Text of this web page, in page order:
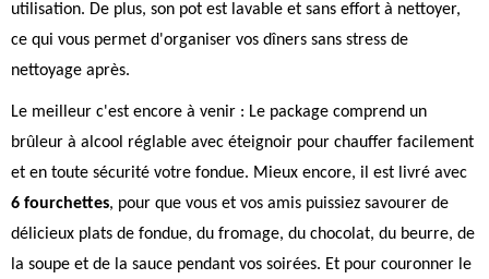
utilisation. De plus, son pot est lavable et sans effort à nettoyer,
ce qui vous permet d'organiser vos dîners sans stress de
nettoyage après.
Le meilleur c'est encore à venir : Le package comprend un
brûleur à alcool réglable avec éteignoir pour chauffer facilement
et en toute sécurité votre fondue. Mieux encore, il est livré avec
6 fourchettes, pour que vous et vos amis puissiez savourer de
délicieux plats de fondue, du fromage, du chocolat, du beurre, de
la soupe et de la sauce pendant vos soirées. Et pour couronner le